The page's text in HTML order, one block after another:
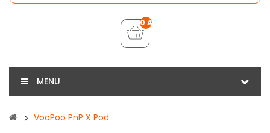
0 Artikel - €0,00
MENU
VooPoo PnP X Pod